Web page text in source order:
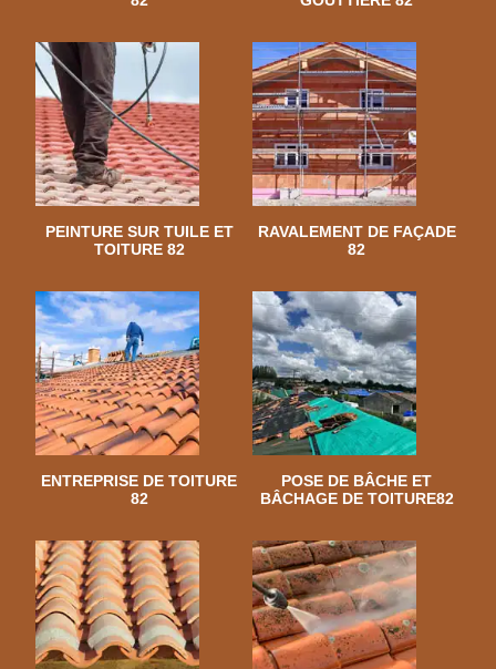
PEINTURE SUR TUILE ET
TOITURE 82
RAVALEMENT DE FAÇADE
82
ENTREPRISE DE TOITURE
82
POSE DE BÂCHE ET
BÂCHAGE DE TOITURE82